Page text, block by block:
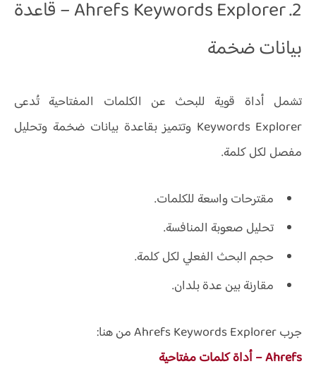
2. Ahrefs Keywords Explorer – قاعدة
بيانات ضخمة
تشمل أداة قوية للبحث عن الكلمات المفتاحية تُدعى
Keywords Explorer وتتميز بقاعدة بيانات ضخمة وتحليل
مفصل لكل كلمة.
مقترحات واسعة للكلمات.
تحليل صعوبة المنافسة.
حجم البحث الفعلي لكل كلمة.
مقارنة بين عدة بلدان.
جرب Ahrefs Keywords Explorer من هنا:
Ahrefs – أداة كلمات مفتاحية